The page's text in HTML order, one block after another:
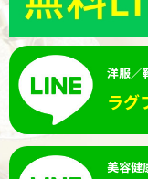
洋服／
ラグ
美容健